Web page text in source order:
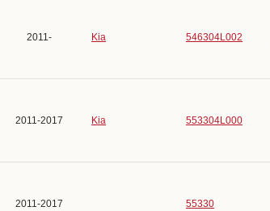
2011- Kia 546304L002
2011-2017 Kia 553304L000
2011-2017 55330